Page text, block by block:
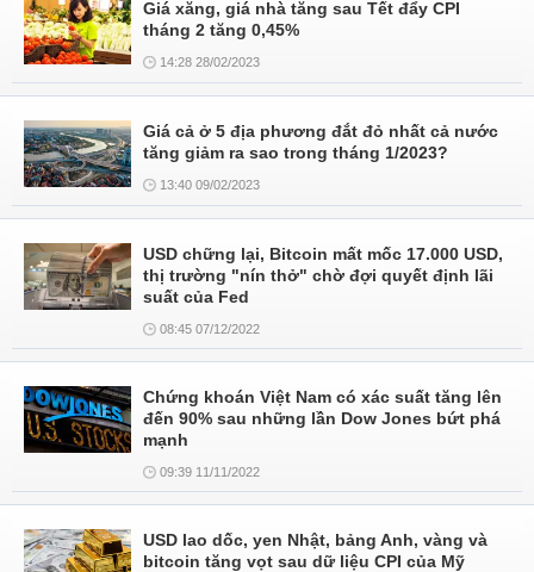
Giá xăng, giá nhà tăng sau Tết đẩy CPI
tháng 2 tăng 0,45%
14:28 28/02/2023
Giá cả ở 5 địa phương đắt đỏ nhất cả nước
tăng giảm ra sao trong tháng 1/2023?
13:40 09/02/2023
USD chững lại, Bitcoin mất mốc 17.000 USD,
thị trường "nín thở" chờ đợi quyết định lãi
suất của Fed
08:45 07/12/2022
Chứng khoán Việt Nam có xác suất tăng lên
đến 90% sau những lần Dow Jones bứt phá
mạnh
09:39 11/11/2022
USD lao dốc, yen Nhật, bảng Anh, vàng và
bitcoin tăng vọt sau dữ liệu CPI của Mỹ